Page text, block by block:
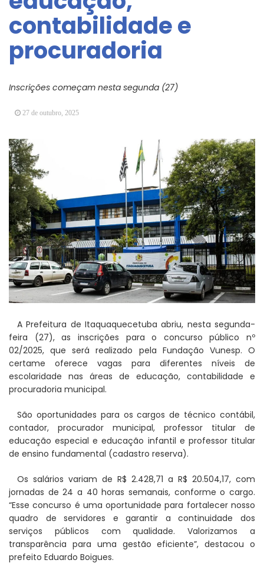
Arujá promove 2º encontro da Jornada de
Conhecimento em Bem-Estar Animal no Parque
dos Ipês
Arujá terá novo posto para emissão do Cartão
TOP
contabilidade e
procuradoria
Inscrições começam nesta segunda (27)
27 de outubro, 2025
A Prefeitura de Itaquaquecetuba abriu, nesta segunda-
feira (27), as inscrições para o concurso público nº
02/2025, que será realizado pela Fundação Vunesp. O
certame oferece vagas para diferentes níveis de
escolaridade nas áreas de educação, contabilidade e
procuradoria municipal.
São oportunidades para os cargos de técnico contábil,
contador, procurador municipal, professor titular de
educação especial e educação infantil e professor titular
de ensino fundamental (cadastro reserva).
Os salários variam de R$ 2.428,71 a R$ 20.504,17, com
jornadas de 24 a 40 horas semanais, conforme o cargo.
“Esse concurso é uma oportunidade para fortalecer nosso
quadro de servidores e garantir a continuidade dos
serviços públicos com qualidade. Valorizamos a
transparência para uma gestão eficiente”, destacou o
prefeito Eduardo Boigues.